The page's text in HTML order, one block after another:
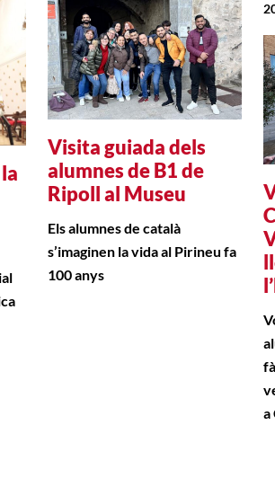
Visita guiada dels
alumnes de B1 de
Ripoll al Museu
Els alumnes de català
s’imaginen la vida al Pirineu fa
100 anys
a